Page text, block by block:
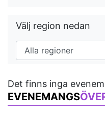
Välj region nedan
Det finns inga
EVENEMANGS